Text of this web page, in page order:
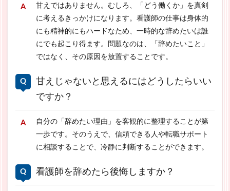
甘えではありません。むしろ、「どう働くか」を真剣
に考えるきっかけになります。看護師の仕事は身体的
にも精神的にもハードなため、一時的な辞めたいは誰
にでも起こり得ます。問題なのは、「辞めたいこと」
ではなく、その原因を放置することです。
甘えじゃないと思えるにはどうしたらいい
ですか？
自分の「辞めたい理由」を客観的に整理することが第
一歩です。そのうえで、信頼できる人や転職サポート
に相談することで、冷静に判断することができます。
看護師を辞めたら後悔しますか？